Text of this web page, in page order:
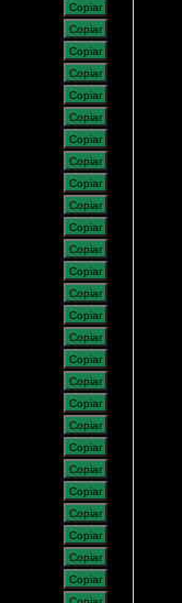
Copiar
Copiar
Copiar
Copiar
Copiar
Copiar
Copiar
Copiar
Copiar
Copiar
Copiar
Copiar
Copiar
Copiar
Copiar
Copiar
Copiar
Copiar
Copiar
Copiar
Copiar
Copiar
Copiar
Copiar
Copiar
Copiar
Copiar